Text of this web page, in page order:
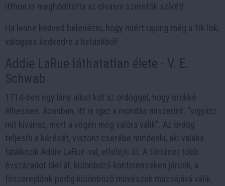
itthon is meghódította az olvasni szeretők szívét!
Ha lenne kedved belenézni, hogy miért rajong még a TikTok,
válogass kedvedre a listánkból!
Addie ​LaRue láthatatlan élete - V. E.
Schwab
1714-ben egy lány alkut köt az ördöggel, hogy örökké
élhessen. Azonban, itt is igaz a mondás miszerint: “vigyázz
mit kívánsz, mert a végén még valóra válik”. Az ördög
teljesíti a kérését, viszont cserébe mindenki, aki valaha
találkozik Addie LaRue-val, elfelejti őt. A történet több
évszázadot ölel át, különböző kontinenseken járunk, a
főszereplőnk pedig különböző művészek múzsájává válik.